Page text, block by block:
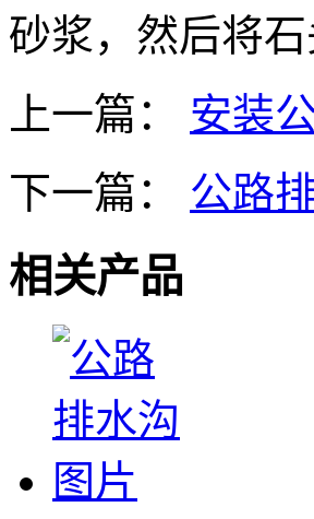
砂浆，然后将
上一篇： 安装
下一篇： 公路
相关产品